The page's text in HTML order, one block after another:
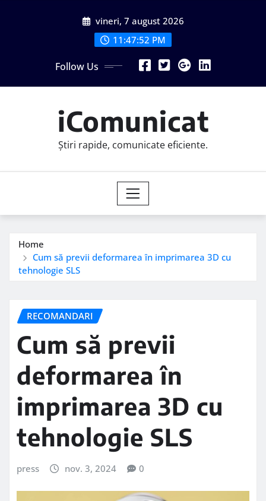
vineri, 7 august 2026
11:47:53 PM
Follow Us
iComunicat
Știri rapide, comunicate eficiente.
Home
Cum să previi deformarea în imprimarea 3D cu
tehnologie SLS
RECOMANDARI
Cum să previi
deformarea în
imprimarea 3D cu
tehnologie SLS
press nov. 3, 2024 0